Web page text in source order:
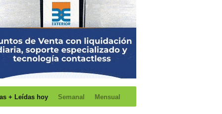
+ Leídas hoy Semanal Mensual